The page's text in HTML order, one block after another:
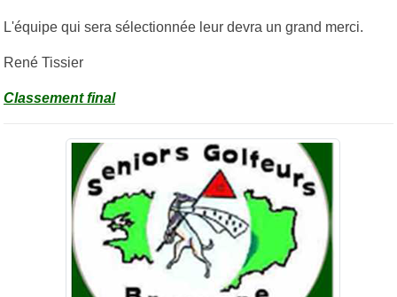
L'équipe qui sera sélectionnée leur devra un grand merci.
René Tissier
Classement final